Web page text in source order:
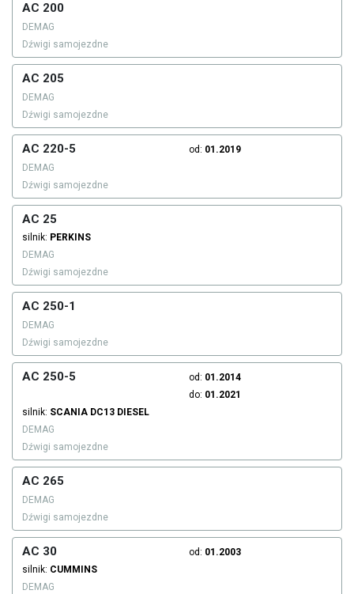
AC 200
DEMAG
Dźwigi samojezdne
AC 205
DEMAG
Dźwigi samojezdne
AC 220-5 od: 01.2019
DEMAG
Dźwigi samojezdne
AC 25
silnik: PERKINS
DEMAG
Dźwigi samojezdne
AC 250-1
DEMAG
Dźwigi samojezdne
AC 250-5 od: 01.2014
do: 01.2021
silnik: SCANIA DC13 DIESEL
DEMAG
Dźwigi samojezdne
AC 265
DEMAG
Dźwigi samojezdne
AC 30 od: 01.2003
silnik: CUMMINS
DEMAG